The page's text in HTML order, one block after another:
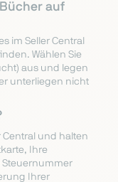
auf
im Seller Central
Wählen Sie
aus und legen
unterliegen nicht
Central und halten
Ihre
Steuernummer
Ihrer